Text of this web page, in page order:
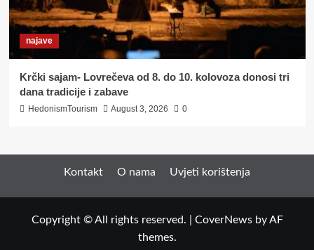
najave
Krčki sajam- Lovrečeva od 8. do 10. kolovoza donosi tri
dana tradicije i zabave
HedonismTourism August 3, 2026 0
Kontakt O nama Uvjeti korištenja
Copyright © All rights reserved. CoverNewsby AF
themes.